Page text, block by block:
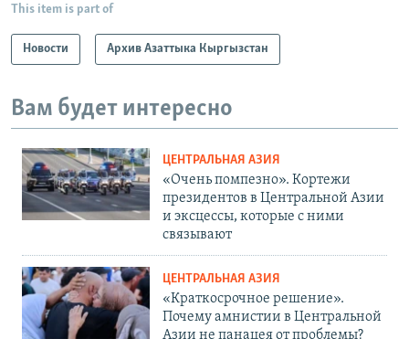
This item is part of
Новости Архив Азаттыка Кыргызстан
Вам будет интересно
ЦЕНТРАЛЬНАЯ АЗИЯ
«Очень помпезно». Кортежи
президентов в Центральной Азии
и эксцессы, которые с ними
связывают
ЦЕНТРАЛЬНАЯ АЗИЯ
«Краткосрочное решение».
Почему амнистии в Центральной
Азии не панацея от проблемы?